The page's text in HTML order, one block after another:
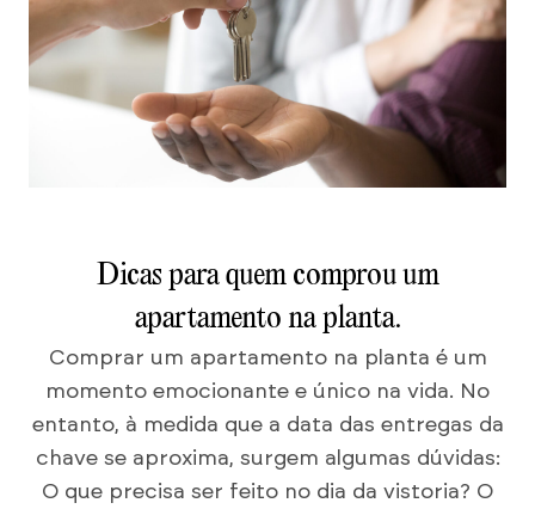
Dicas para quem comprou um
apartamento na planta.
Comprar um apartamento na planta é um
momento emocionante e único na vida. No
entanto, à medida que a data das entregas da
chave se aproxima, surgem algumas dúvidas:
O que precisa ser feito no dia da vistoria? O